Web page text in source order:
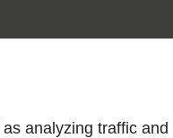
analyzing traffic and